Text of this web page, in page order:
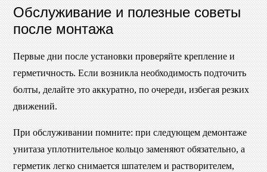
Обслуживание и полезные советы
после монтажа
Первые дни после установки проверяйте крепление и
герметичность. Если возникла необходимость подточить
болты, делайте это аккуратно, по очереди, избегая резких
движений.
При обслуживании помните: при следующем демонтаже
унитаза уплотнительное кольцо заменяют обязательно, а
герметик легко снимается шпателем и растворителем,